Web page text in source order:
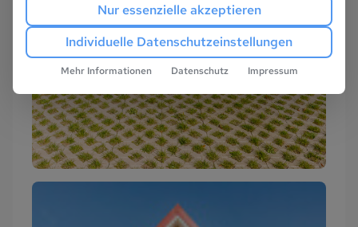
Nur essenzielle akzeptieren
Individuelle Datenschutzeinstellungen
Mehr Informationen Datenschutz Impressum